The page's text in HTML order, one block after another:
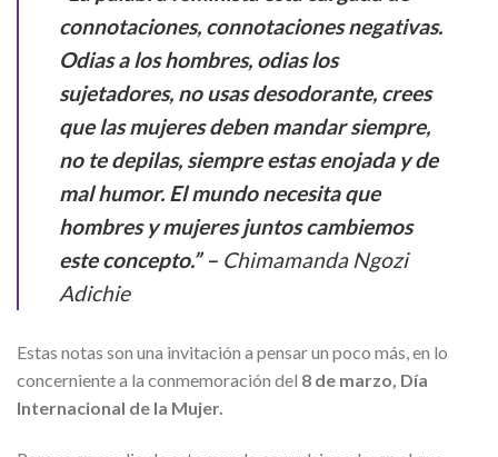
connotaciones, connotaciones negativas.
Odias a los hombres, odias los
sujetadores, no usas desodorante, crees
que las mujeres deben mandar siempre,
no te depilas, siempre estas enojada y de
mal humor. El mundo necesita que
hombres y mujeres juntos cambiemos
este concepto.” – Chimamanda Ngozi
Adichie
Estas notas son una invitación a pensar un poco más, en lo
concerniente a la conmemoración del 8 de marzo, Día
Internacional de la Mujer.